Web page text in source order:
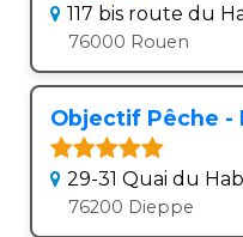
117 bis route du
76000 Rouen
Objectif Pêche -
29-31 Quai du
76200 Dieppe